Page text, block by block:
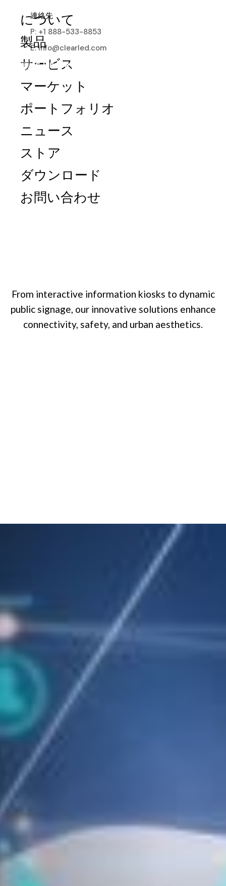
について
製品
サービス
マーケット
ポートフォリオ
ニュース
ストア
ダウンロード
お問い合わせ
連絡先
P: +1 888-533-8853
E: info@clearled.com
SMART CITY
From interactive information kiosks to dynamic
public signage, our innovative solutions enhance
connectivity, safety, and urban aesthetics.